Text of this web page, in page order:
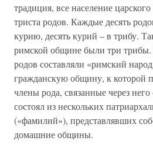
традиция, все население
триста родов. Каждые десять
курию, десять курий – в трибу.
римской общине были три трибы.
родов составляли «римский
гражданскую общину, к которой
члены рода, связанные через
состоял из нескольких
(«фамилий»), представлявших
домашние общины.